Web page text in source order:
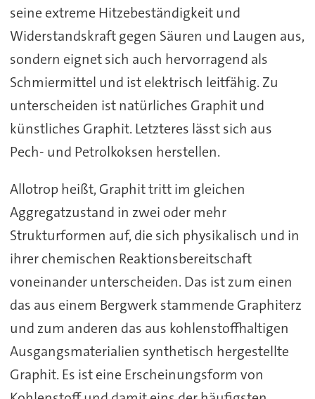
seine extreme Hitzebeständigkeit und
Widerstandskraft gegen Säuren und Laugen aus,
sondern eignet sich auch hervorragend als
Schmiermittel und ist elektrisch leitfähig. Zu
unterscheiden ist natürliches Graphit und
künstliches Graphit. Letzteres lässt sich aus
Pech- und Petrolkoksen herstellen.
Allotrop heißt, Graphit tritt im gleichen
Aggregatzustand in zwei oder mehr
Strukturformen auf, die sich physikalisch und in
ihrer chemischen Reaktionsbereitschaft
voneinander unterscheiden. Das ist zum einen
das aus einem Bergwerk stammende Graphiterz
und zum anderen das aus kohlenstoffhaltigen
Ausgangsmaterialien synthetisch hergestellte
Graphit. Es ist eine Erscheinungsform von